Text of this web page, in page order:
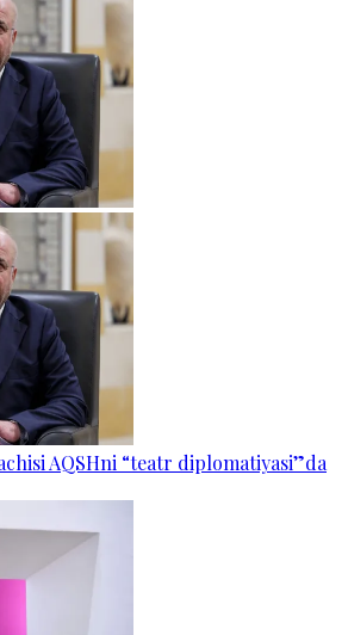
AQSHni “teatr diplomatiyasi”da